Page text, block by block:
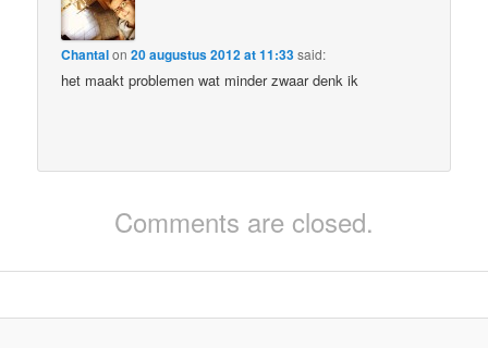
Chantalon20 augustus 2012 at 11:33said:
het maakt problemen wat minder zwaar denk ik
Comments are closed.